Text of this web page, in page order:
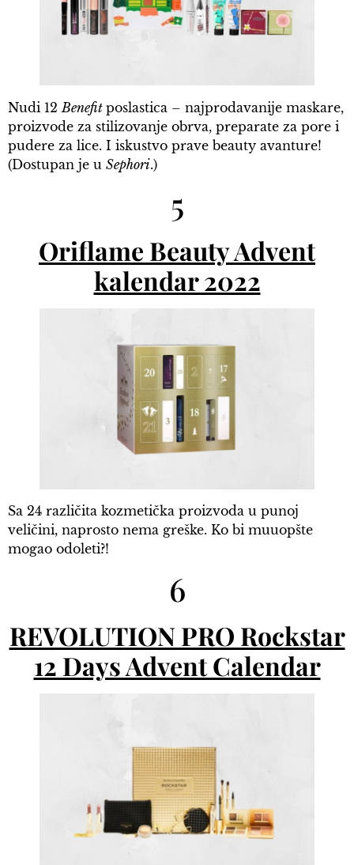
Nudi 12Benefit poslastica – najprodavanije maskare,
proizvode za stilizovanje obrva, preparate za pore i
pudere za lice. I iskustvo prave beauty avanture!
(Dostupan je u Sephori.)
5
Oriflame Beauty Advent
kalendar 2022
Sa 24 različita kozmetička proizvoda u punoj
veličini, naprosto nema greške. Ko bi muuopšte
mogao odoleti?!
6
REVOLUTION PRO Rockstar
12 Days Advent Calendar